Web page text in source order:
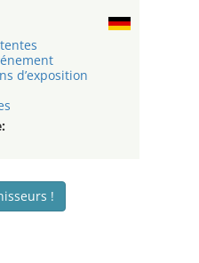
d’exposition
!